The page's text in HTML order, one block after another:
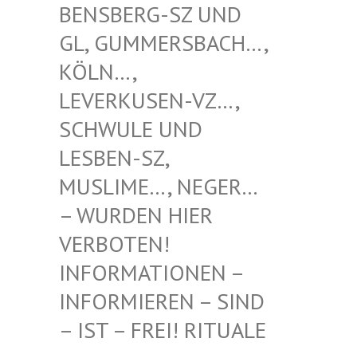
SBERG-SZ UND GL,
GUMMERSBACH…, KÖL
N…, LEV
ERKUSEN-VZ…, SCH
WULE UND LES
BEN-SZ, MUS
LIME…, NEGER… – W
URDEN HIER VER
BOTEN! INF
ORMATIONEN – INF
ORMIEREN – SIND – I
ST – FREI! RITUALE VON